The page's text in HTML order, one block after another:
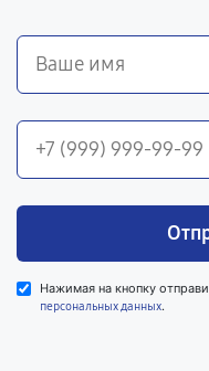
Нажимая на кнопку
персональных данных.